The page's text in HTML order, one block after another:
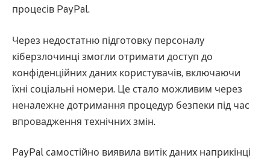
процесів PayPal.
Через недостатню підготовку персоналу
кіберзлочинці змогли отримати доступ до
конфіденційних даних користувачів, включаючи
їхні соціальні номери. Це стало можливим через
неналежне дотримання процедур безпеки під час
впровадження технічних змін.
PayPal самостійно виявила витік даних наприкінці